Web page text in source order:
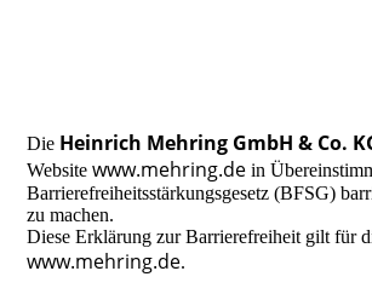
Die Heinrich Mehring GmbH & Co.
Websitewww.mehring.de in
Barrierefreiheitsstärkungsgesetz (BFSG)
zu machen.
Diese Erklärung zur Barrierefreiheit gilt für
www.mehring.de.